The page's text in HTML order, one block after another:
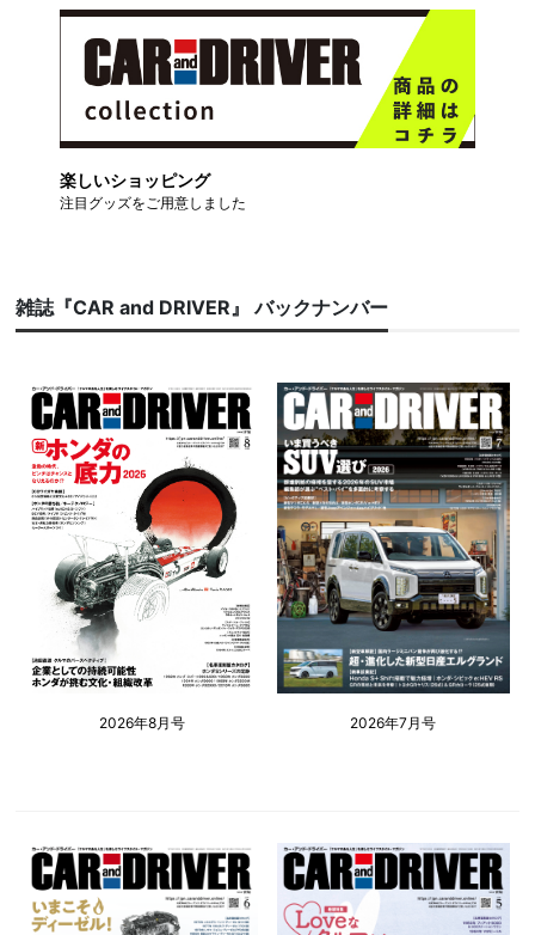
楽しいショッピング
注目グッズをご用意しました
雑誌『CAR and DRIVER』 バックナンバー
2026年8月号 2026年7月号